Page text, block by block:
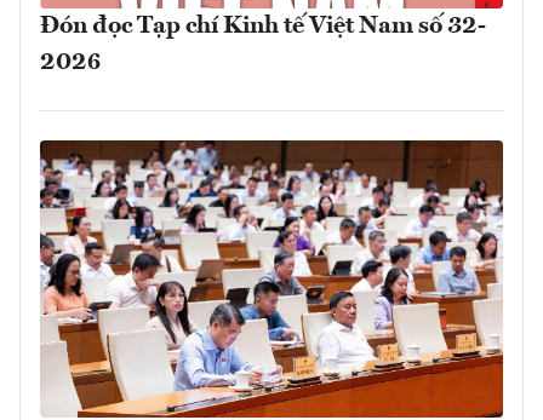
Đón đọc Tạp chí Kinh tế Việt Nam số 32-
2026